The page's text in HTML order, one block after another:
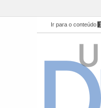
Ir para o conteúdo 1